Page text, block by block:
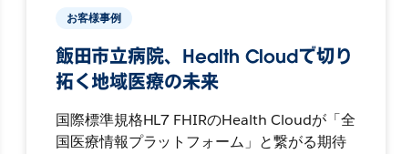
お客様事例
飯田市立病院、Health Cloudで切り
拓く地域医療の未来
国際標準規格HL7 FHIRのHealth Cloudが「全
国医療情報プラットフォーム」と繋がる期待